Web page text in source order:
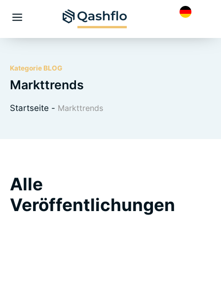
Menü
Kategorie BLOG
Markttrends
Startseite - Markttrends
Alle
Veröffentlichungen